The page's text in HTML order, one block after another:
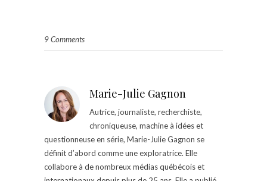
9 Comments
Marie-Julie Gagnon
Autrice, journaliste, recherchiste,
chroniqueuse, machine à idées et
questionneuse en série, Marie-Julie Gagnon se
définit d’abord comme une exploratrice. Elle
collabore à de nombreux médias québécois et